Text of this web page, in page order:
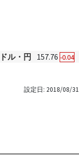
ドル・円 157.76 -0.04
設定日: 2018/08/31